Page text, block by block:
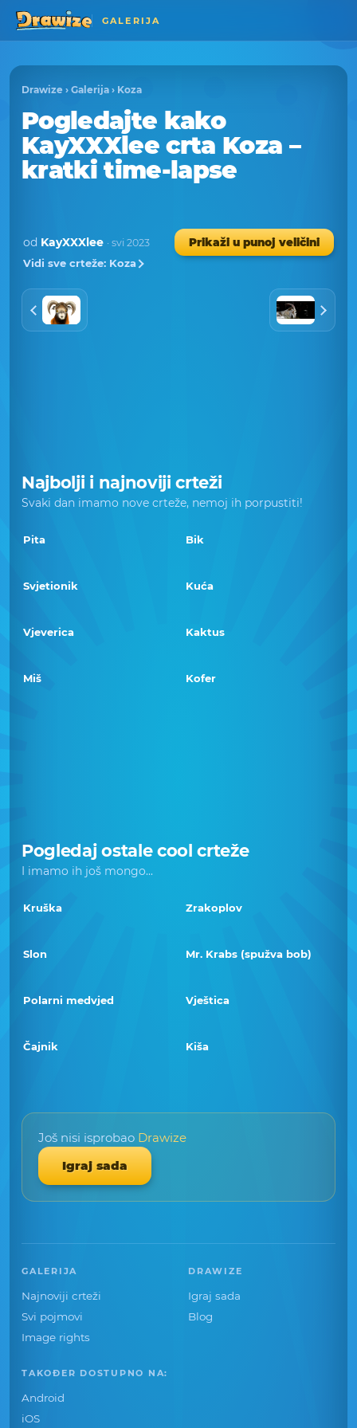
GALERIJA
Drawize › Galerija › Koza
Pogledajte kako
KayXXXlee crta Koza –
kratki time-lapse
od KayXXXlee · svi 2023
Prikaži u punoj veličini
Vidi sve crteže: Koza
Najbolji i najnoviji crteži
Svaki dan imamo nove crteže, nemoj ih porpustiti!
Pita Bik
Svjetionik Kuća
Vjeverica Kaktus
Miš Kofer
Pogledaj ostale cool crteže
I imamo ih još mongo...
Kruška Zrakoplov
Slon Mr. Krabs (spužva bob)
Polarni medvjed Vještica
Čajnik Kiša
Još nisi isprobao Drawize
Igraj sada
GALERIJA
Najnoviji crteži
Svi pojmovi
Image rights
DRAWIZE
Igraj sada
Blog
TAKOĐER DOSTUPNO NA:
Android
iOS